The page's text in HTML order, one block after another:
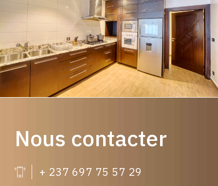
Nous contacter
+ 237 697 75 57 29